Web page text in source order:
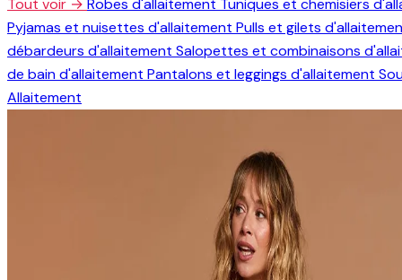
Tout voir → Robes d'allaitement Tuniques et chemisiers
Pyjamas et nuisettes d'allaitement Pulls et gilets
débardeurs d'allaitement Salopettes et combinaisons
de bain d'allaitement Pantalons et leggings d'allaitement
Allaitement